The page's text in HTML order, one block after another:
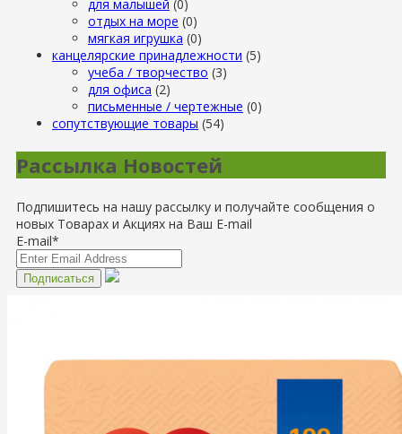
для малышей (0)
отдых на море (0)
мягкая игрушка (0)
канцелярские принадлежности (5)
учеба / творчество (3)
для офиса (2)
письменные / чертежные (0)
сопутствующие товары (54)
Рассылка Новостей
Подпишитесь на нашу рассылку и получайте сообщения о
новых Товарах и Акциях на Ваш E-mail
E-mail*